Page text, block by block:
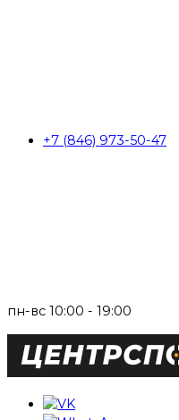
+7 (846) 973-50-47
пн-вс 10:00 - 19:00